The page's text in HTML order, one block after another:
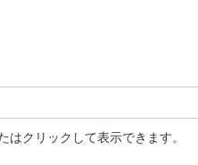
クリックして表示できます。